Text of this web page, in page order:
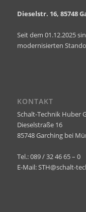
Dieselstr. 16, 85748
Seit dem 01.12.2025
modernisierten
KONTAKT
Schalt-Technik Huber
Dieselstraße 16
85748 Garching bei
Tel.: 089 / 32 46 65 – 0
E-Mail:STH@schalt-